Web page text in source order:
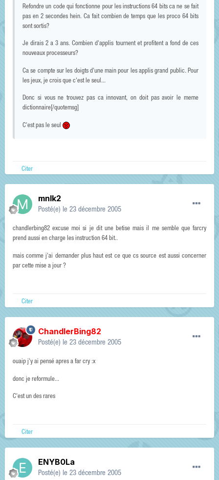
Refondre un code qui fonctionne pour les instructions 64 bits ca ne se fait
pas en 2 secondes hein. Ca fait combien de temps que les proco 64 bits
sont sortis?
Je dirais 2 a 3 ans. Combien d'applis tournent et profitent a fond de ces
nouveaux processeurs?
Ca se compte sur les doigts d'une main pour les applis grand public. Pour
les jeux, je crois que c'est le seul...
Donc si vous ne trouvez pas ca innovant, on doit pas avoir le meme
dictionnaire[/quotemsg]
C'est pas le seul
Citer
mnlk2
Posté(e) le 23 décembre 2005
chandlerbing82 excuse moi si je dit une betise mais il me semble que farcry
prend aussi en charge les instruction 64 bit..
mais comme j'ai demander plus haut est ce que cs source est aussi concerner
par cette mise a jour ?
Citer
ChandlerBing82
Posté(e) le 23 décembre 2005
ouaip j'y ai pensé apres a far cry :x
donc je reformule...
C'est un des rares
Citer
ENYB0La
Posté(e) le 23 décembre 2005